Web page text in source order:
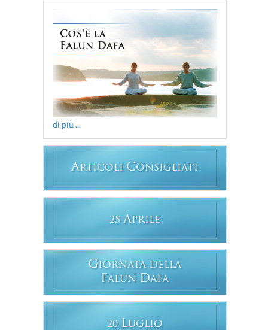
di più ...
ARTICOLI CONSIGLIATI
25 APRILE
GIORNATA DELLA
FALUN DAFA
20 LUGLIO